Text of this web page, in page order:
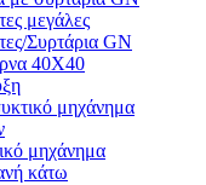
μεγάλες
Συρτάρια GN
40Χ40
μηχάνημα
μηχάνημα
κάτω